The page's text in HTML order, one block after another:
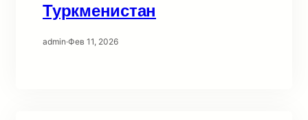
Туркменистан
admin·Фев 11, 2026